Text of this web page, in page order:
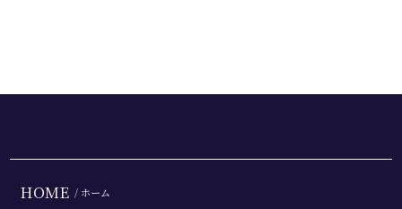
HOME / ホーム